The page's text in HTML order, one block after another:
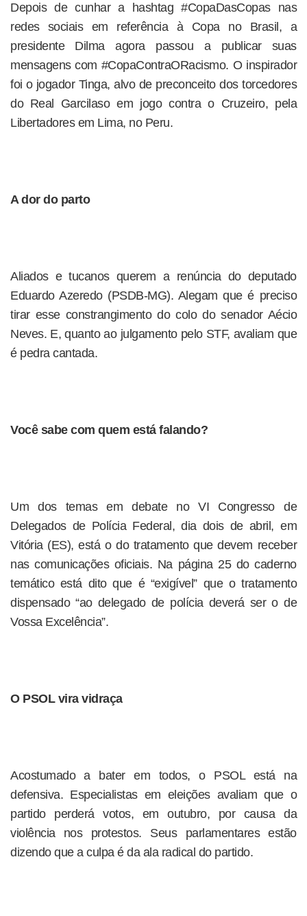
Depois de cunhar a hashtag #CopaDasCopas nas
redes sociais em referência à Copa no Brasil, a
presidente Dilma agora passou a publicar suas
mensagens com #CopaContraORacismo. O inspirador
foi o jogador Tinga, alvo de preconceito dos torcedores
do Real Garcilaso em jogo contra o Cruzeiro, pela
Libertadores em Lima, no Peru.
A dor do parto
Aliados e tucanos querem a renúncia do deputado
Eduardo Azeredo (PSDB-MG). Alegam que é preciso
tirar esse constrangimento do colo do senador Aécio
Neves. E, quanto ao julgamento pelo STF, avaliam que
é pedra cantada.
Você sabe com quem está falando?
Um dos temas em debate no VI Congresso de
Delegados de Polícia Federal, dia dois de abril, em
Vitória (ES), está o do tratamento que devem receber
nas comunicações oficiais. Na página 25 do caderno
temático está dito que é “exigível” que o tratamento
dispensado “ao delegado de polícia deverá ser o de
Vossa Excelência”.
O PSOL vira vidraça
Acostumado a bater em todos, o PSOL está na
defensiva. Especialistas em eleições avaliam que o
partido perderá votos, em outubro, por causa da
violência nos protestos. Seus parlamentares estão
dizendo que a culpa é da ala radical do partido.